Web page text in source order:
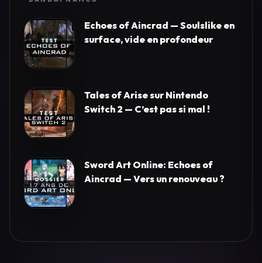
Echoes of Aincrad — Soulslike en
surface, vide en profondeur
Tales of Arise sur Nintendo
Switch 2 — C’est pas si mal !
Sword Art Online: Echoes of
Aincrad — Vers un renouveau ?